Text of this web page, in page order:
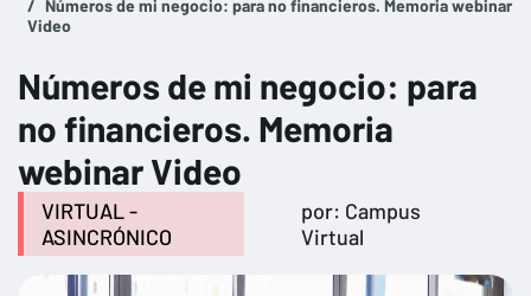
Números de mi negocio: para no financieros. Memoria webinar
Video
Números de mi negocio: para
no financieros. Memoria
webinar Video
VIRTUAL -
ASINCRÓNICO
por: Campus
Virtual